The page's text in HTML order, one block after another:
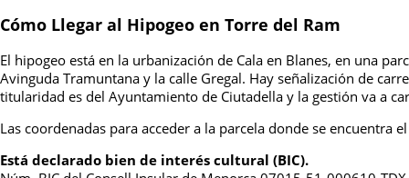
Cómo Llegar al Hipogeo en Torre del Ram
El hipogeo está en la urbanización de Cala en Blanes, en una
Avinguda Tramuntana y la calle Gregal. Hay señalización de
titularidad es del Ayuntamiento de Ciutadella y la gestión va a
Las coordenadas para acceder a la parcela donde se encuentra
Está declarado bien de interés cultural (BIC).